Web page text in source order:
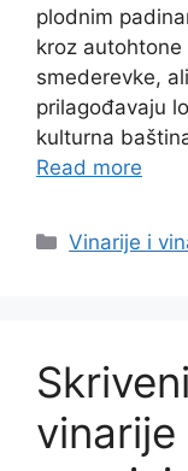
plodnim
kroz
smederevke,
prilagođavaju
kulturna
Read more
Categories
Vinarije i
vinarije